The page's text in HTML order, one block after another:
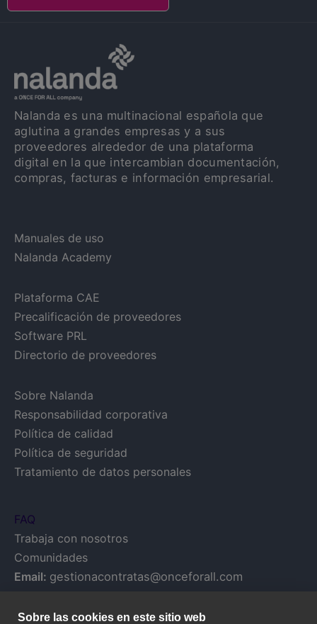
Nalanda es una multinacional española que
aglutina a grandes empresas y a sus
proveedores alrededor de una plataforma
digital en la que intercambian documentación,
compras, facturas e información empresarial.
Manuales de uso
Nalanda Academy
Plataforma CAE
Precalificación de proveedores
Software PRL
Directorio de proveedores
Sobre Nalanda
Responsabilidad corporativa
Política de calidad
Política de seguridad
Tratamiento de datos personales
FAQ
Trabaja con nosotros
Comunidades
Email: gestionacontratas@onceforall.com
Sobre las cookies en este sitio web